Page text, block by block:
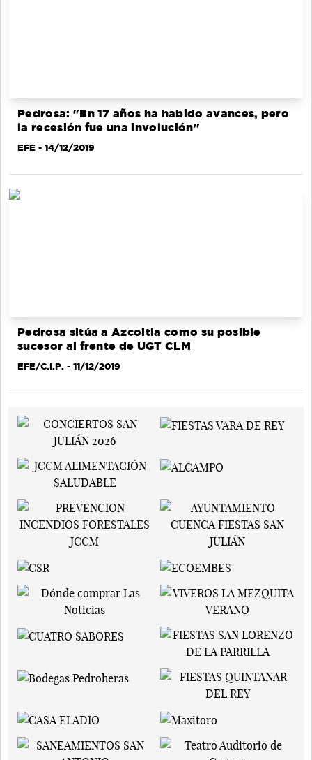
Pedrosa: "En 17 años ha habido avances, pero
la recesión fue una involución"
EFE - 14/12/2019
Pedrosa sitúa a Azcoitia como su posible
sucesor al frente de UGT CLM
EFE/C.I.P. - 11/12/2019